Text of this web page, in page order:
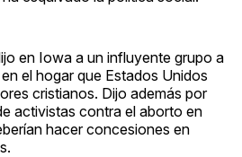
en Iowa a un influyente grupo a
el hogar que Estados Unidos
cristianos. Dijo además por
activistas contra el aborto en
hacer concesiones en